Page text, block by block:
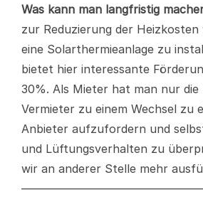
Was kann man langfristig
zur Reduzierung der Heizkosten
eine Solarthermieanlage zu
bietet hier interessante
30%. Als Mieter hat man nur die
Vermieter zu einem Wechsel zu
Anbieter aufzufordern und
und Lüftungsverhalten zu
wir an anderer Stelle mehr